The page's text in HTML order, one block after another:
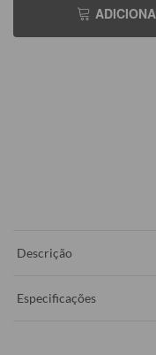
Descrição
Especificações